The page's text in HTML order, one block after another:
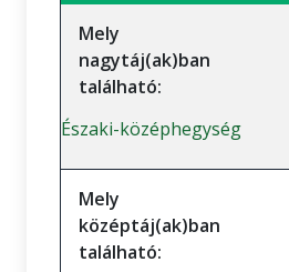
Mely
nagytáj(ak)ban
található:
Északi-középhegység
Mely
középtáj(ak)ban
található: